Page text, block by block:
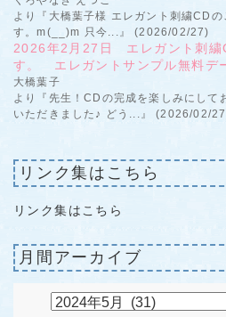
より『大橋葉子様 エレガント刺繍CDの
す。m(__)m 只今...』 (2026/02/27)
2026年2月27日 エレガント刺繍
す。 エレガントサンプル無料デ
大橋葉子
より『先生！CDの完成を楽しみにして
いただきました♪ どう...』 (2026/02/
リンク集はこちら
リンク集はこちら
月間アーカイブ